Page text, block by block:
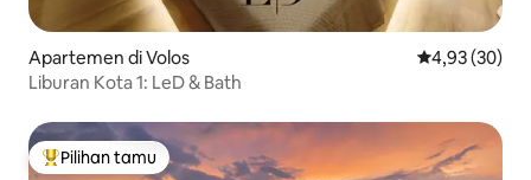
Apartemen di Volos Nilai rata-rata
4,93 (30)
Liburan Kota 1: LeD & Bath
Pilihan tamu terpopuler
Pilihan tamu